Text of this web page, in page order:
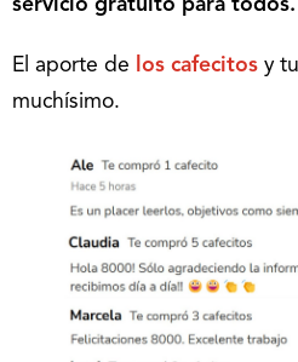
servicio gratuito para todos.
El aporte de los cafecitos y
muchísimo.